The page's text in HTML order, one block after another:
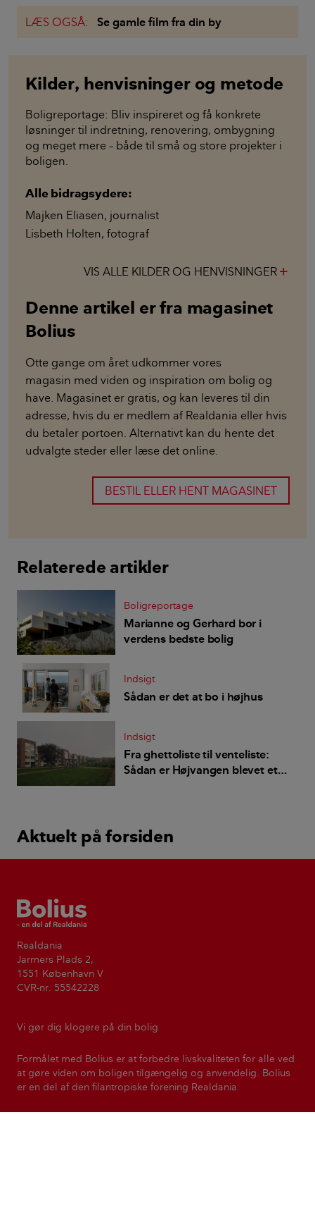
LÆS OGSÅ: Se gamle film fra din by
Kilder, henvisninger og metode
Boligreportage: Bliv inspireret og få konkrete
løsninger til indretning, renovering, ombygning
og meget mere – både til små og store projekter i
boligen.
Alle bidragsydere:
Majken Eliasen, journalist
Lisbeth Holten, fotograf
VIS ALLE KILDER OG HENVISNINGER
Denne artikel er fra magasinet
Bolius
Otte gange om året udkommer vores
magasin med viden og inspiration om bolig og
have. Magasinet er gratis, og kan leveres til din
adresse, hvis du er medlem af Realdania eller hvis
du betaler portoen. Alternativt kan du hente det
udvalgte steder eller læse det online.
BESTIL ELLER HENT MAGASINET
Relaterede artikler
Boligreportage
Marianne og Gerhard bor i
verdens bedste bolig
Indsigt
Sådan er det at bo i højhus
Indsigt
Fra ghettoliste til venteliste:
Sådan er Højvangen blevet et
Aktuelt på forsiden
Bolius
Realdania
Jarmers Plads 2,
1551 København V
CVR-nr. 55542228
Vi gør dig klogere på din bolig
Formålet med Bolius er at forbedre livskvaliteten for alle ved
at gøre viden om boligen tilgængelig og anvendelig. Bolius
er en del af den filantropiske forening Realdania.